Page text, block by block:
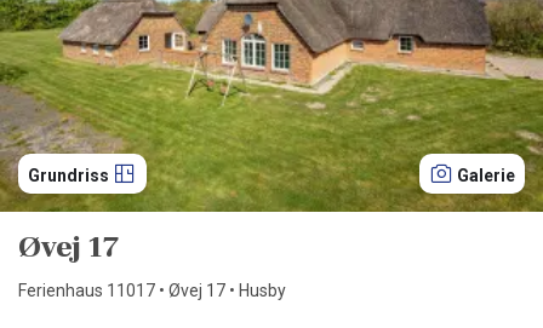
Grundriss Galerie
Øvej 17
Ferienhaus 11017 • Øvej 17 • Husby